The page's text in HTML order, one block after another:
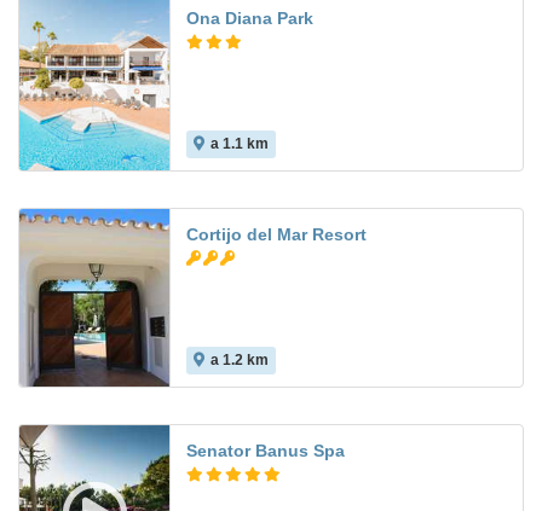
Ona Diana Park
a 1.1 km
Cortijo del Mar Resort
a 1.2 km
Senator Banus Spa